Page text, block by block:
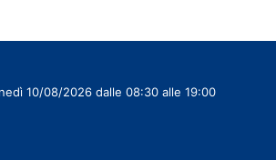
10/08/2026 dalle 08:30 alle 19:00